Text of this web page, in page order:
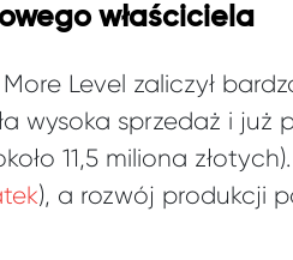
właściciela
Level zaliczył
wysoka sprzedaż i już
11,5 miliona
), a rozwój produkcji